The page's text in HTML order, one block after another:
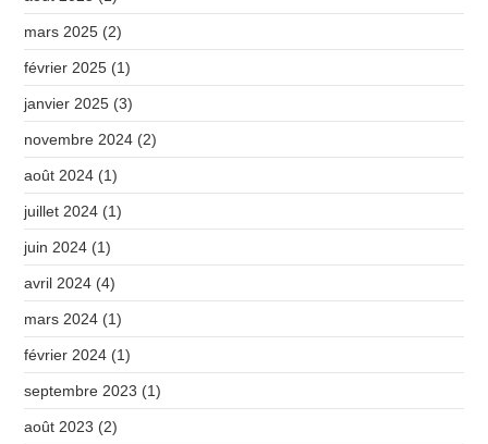
mars 2025 (2)
février 2025 (1)
janvier 2025 (3)
novembre 2024 (2)
août 2024 (1)
juillet 2024 (1)
juin 2024 (1)
avril 2024 (4)
mars 2024 (1)
février 2024 (1)
septembre 2023 (1)
août 2023 (2)